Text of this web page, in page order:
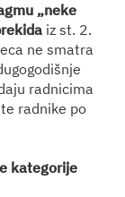
„neke
iz st. 2.
ne smatra
radnicima
radnike po
kategorije